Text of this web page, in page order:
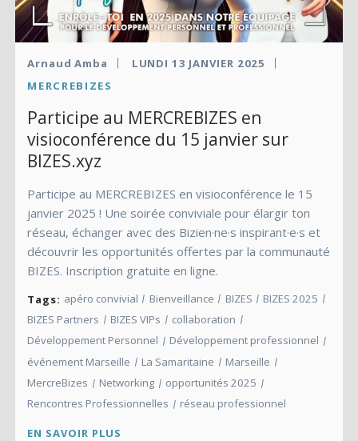
Arnaud Amba
LUNDI 13 JANVIER 2025
MERCREBIZES
Participe au MERCREBIZES en
visioconférence du 15 janvier sur
BIZES.xyz
Participe au MERCREBIZES en visioconférence le 15
janvier 2025 ! Une soirée conviviale pour élargir ton
réseau, échanger avec des Bizien·ne·s inspirant·e·s et
découvrir les opportunités offertes par la communauté
BIZES. Inscription gratuite en ligne.
Tags: apéro convivial Bienveillance BIZES
BIZES 2025
BIZES Partners
BIZES VIPs
collaboration
Développement Personnel
Développement professionnel
événement Marseille
La Samaritaine
Marseille
MercreBizes
Networking
opportunités 2025
Rencontres Professionnelles
réseau professionnel
EN SAVOIR PLUS